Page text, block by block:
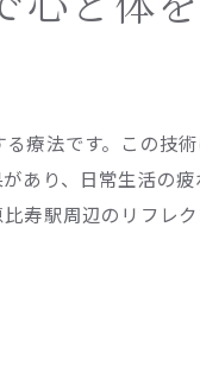
レクソロジー
康生活の提案
療法です。この技
あり、日常生活の
寿駅周辺のリフレ